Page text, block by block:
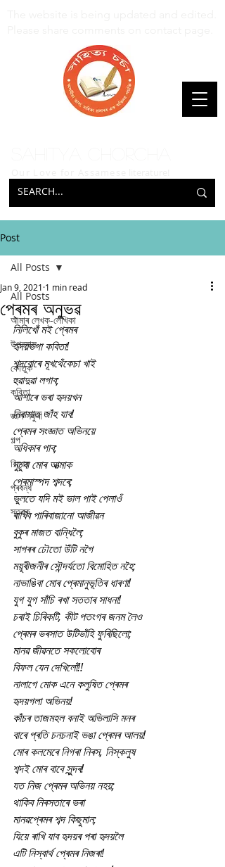
Post
All Posts
আমাৰ লেখক-লেখিকা
উপন্যাস
কৌতুক
কবিতা
জ্ঞান সঁফুৰা
গল্প
বিশেষ
প্ৰবন্ধ
স্তৱক
All Posts
প্ৰেমৰ অনুভৱ
Jan 9, 2021 1 min read
নিলিখোঁ মই প্ৰেমৰ
হৃদয়ভগা কবিতা!
শব্দবোৰে মূখথেঁকেচা খাই
হুৱাদুৱা লগাব;
আশাৰে ভৰা হৃদয়খন
নিৰাশাত জাঁহ যাব!
প্ৰেমৰ সংজ্ঞাত অভিনয়ে
অধিকাৰ পাব;
নুচুবা মোৰ আত্মাক
প্ৰেমাস্পদ শব্দৰে;
ভুলতে যদি মই ভাল পাই পেলাওঁ
ৰাখিব পাৰিবাজানো আজীৱন
বুকুৰ মাজত বান্ধিলৈ;
সাগৰৰ ঢৌতো উঁটি নগৈ
ময়ূৰীজনীৰ সৌন্দৰ্যতো বিমোহিত নহৈ;
নাভাঙিবা মোৰ প্ৰেমানুভূতিৰ ধাৰণা!
যুগ যুগ সাঁচি ৰখা সততাৰ সাধনা!
চৰাই চিৰিকটি, কীট পতংগৰ জনম লৈও
প্ৰেমৰ ভৰসাত উটিভাঁহি ফুৰিছিলো;
মানৱ জীৱনতে সকলোবোৰ
বিফল যেন দেখিলোঁ!!
নালাগে মোক এনে কলুষিত প্ৰেমৰ
হৃদয়গলা অভিনয়!
কাঁচৰ তাজমহল বনাই অভিলাসি মনৰ
বাৰে প্ৰতি চনচনাই ভঙা প্ৰেমৰ আলয়!
মোৰ কলমেৰে নিগৰা নিৰস, নিস্কলুষ
শব্দই মোৰ বাবে সুন্দৰ!
যত নিজ প্ৰেমৰ অভিনয় নহয়;
থাকিব নিৰসতাৰে ভৰা
মানৱপ্ৰেমৰ শব্দ কিছুমান;
যিয়ে ৰাখি যাব হৃদয়ৰ পৰা হৃদয়লৈ
এটি নিস্বাৰ্থ প্ৰেমৰ নিজৰা!